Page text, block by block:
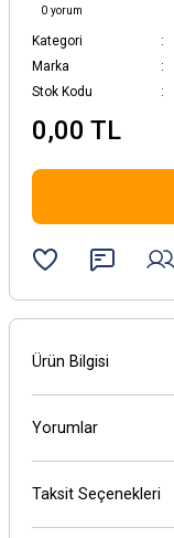
0 yorum
Kategori
Marka
Stok Kodu
0,00 TL
Ürün Bilgisi
Yorumlar
Taksit Seçenekleri